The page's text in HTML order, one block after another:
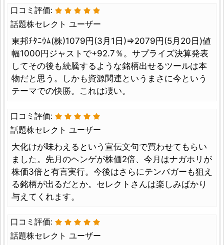
口コミ評価:
話題株セレクト ユーザー
東邦ﾁﾀﾆｳﾑ(株)1079円(3月1日)⇒2079円(5月20日)値
幅1000円ジャストで+92.7％。サプライズ決算発表
してその後も続騰するような銘柄出せるツールは本
物だと思う。しかも資源関連というまさに今という
テーマでの快勝。これは凄い。
口コミ評価:
話題株セレクト ユーザー
大化けが味わえるという宣伝文句で買わせてもらい
ました。先月のヘンゲが株価2倍、今月はナガホリが
株価3倍と有言実行。今後はさらにテンバガーも狙え
る銘柄が出るだとか。セレクトさんは楽しみばかり
与えてくれます。
口コミ評価:
話題株セレクト ユーザー